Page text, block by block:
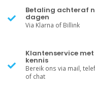
Betaling achteraf
dagen
Via Klarna of Billink
Klantenservice met
kennis
Bereik ons via mail,
of chat